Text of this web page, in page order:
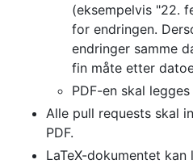
(eksempelvis "22.
for endringen.
endringer samme
fin måte etter
PDF-en skal
Alle pull requests skal
PDF.
LaTeX-dokumentet